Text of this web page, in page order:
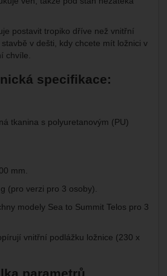
postavit tropiko dříve než vnitřní
v dešti, kdy chcete mít ložnici v
chvíle.
specifikace:
tkanina s polyuretanovým (PU)
mm.
(pro verzi pro 3 osoby).
modely Sea to Summit Telos pro 3
vnitřní podlážku ložnice (230 x